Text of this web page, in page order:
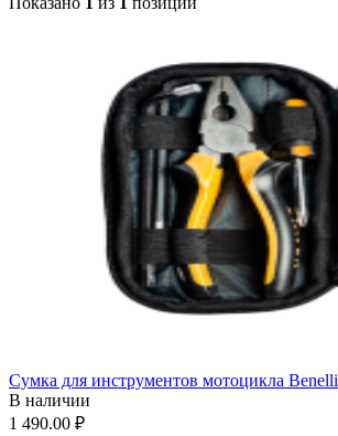
Сумка для инструментов мотоцикла Benelli
В наличии
1 490.00 ₽